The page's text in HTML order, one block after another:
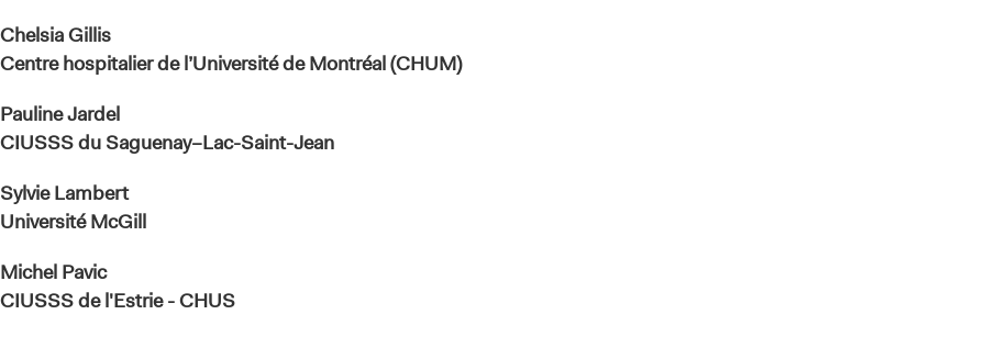
Chelsia Gillis
Centre hospitalier de l’Université de Montréal (CHUM)
Pauline Jardel
CIUSSS du Saguenay–Lac-Saint-Jean
Sylvie Lambert
Université McGill
Michel Pavic
CIUSSS de l'Estrie - CHUS